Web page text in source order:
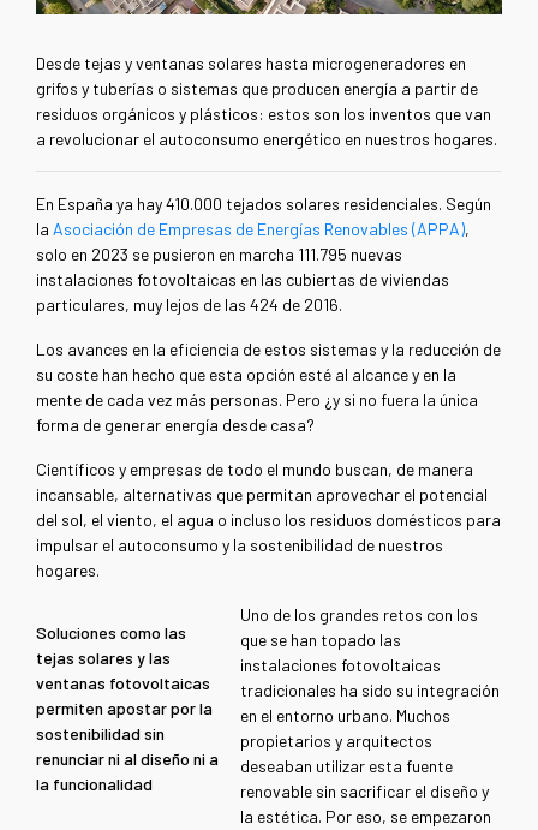
Desde tejas y ventanas solares hasta microgeneradores en
grifos y tuberías o sistemas que producen energía a partir de
residuos orgánicos y plásticos: estos son los inventos que van
a revolucionar el autoconsumo energético en nuestros hogares.
En España ya hay 410.000 tejados solares residenciales. Según
la Asociación de Empresas de Energías Renovables (APPA),
solo en 2023 se pusieron en marcha 111.795 nuevas
instalaciones fotovoltaicas en las cubiertas de viviendas
particulares, muy lejos de las 424 de 2016.
Los avances en la eficiencia de estos sistemas y la reducción de
su coste han hecho que esta opción esté al alcance y en la
mente de cada vez más personas. Pero ¿y si no fuera la única
forma de generar energía desde casa?
Científicos y empresas de todo el mundo buscan, de manera
incansable, alternativas que permitan aprovechar el potencial
del sol, el viento, el agua o incluso los residuos domésticos para
impulsar el autoconsumo y la sostenibilidad de nuestros
hogares.
Soluciones como las
tejas solares y las
ventanas fotovoltaicas
permiten apostar por la
sostenibilidad sin
renunciar ni al diseño ni a
la funcionalidad
Uno de los grandes retos con los
que se han topado las
instalaciones fotovoltaicas
tradicionales ha sido su integración
en el entorno urbano. Muchos
propietarios y arquitectos
deseaban utilizar esta fuente
renovable sin sacrificar el diseño y
la estética. Por eso, se empezaron